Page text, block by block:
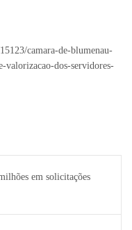
camara-de-blumenau-
valorizacao-dos-servidores-
em solicitações